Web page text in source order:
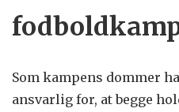
Som kampens dommer
ansvarlig for, at begge